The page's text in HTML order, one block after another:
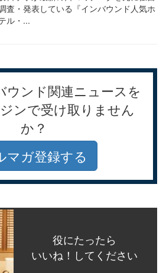
査・発表している『インバウンド人気ホ
ル・...
ウンド関連ニュースを
ンで受け取りません
か？
マガ登録する
役にたったら
いいね！してください